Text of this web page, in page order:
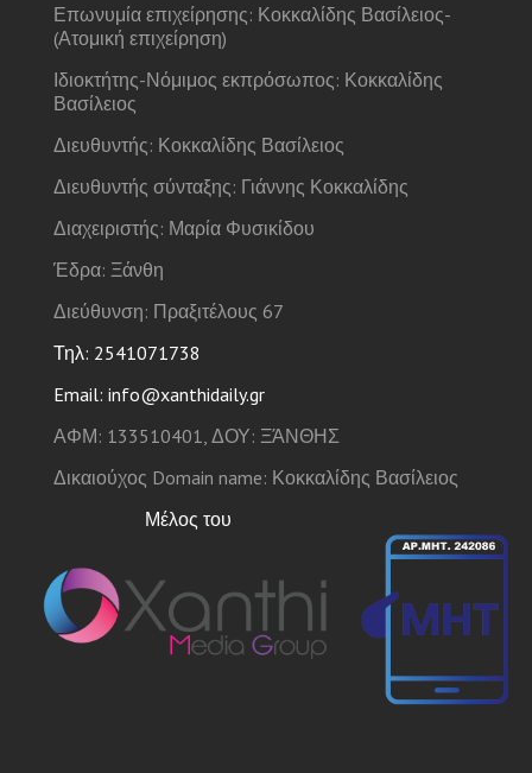
Επωνυμία επιχείρησης: Κοκκαλίδης Βασίλειος-
(Ατομική επιχείρηση)
Ιδιοκτήτης-Νόμιμος εκπρόσωπος: Κοκκαλίδης
Βασίλειος
Διευθυντής: Κοκκαλίδης Βασίλειος
Διευθυντής σύνταξης: Γιάννης Κοκκαλίδης
Διαχειριστής: Μαρία Φυσικίδου
Έδρα: Ξάνθη
Διεύθυνση: Πραξιτέλους 67
Τηλ: 2541071738
Email: info@xanthidaily.gr
ΑΦΜ: 133510401, ΔΟΥ: ΞΆΝΘΗΣ
Δικαιούχος Domain name: Κοκκαλίδης Βασίλειος
Μέλος του